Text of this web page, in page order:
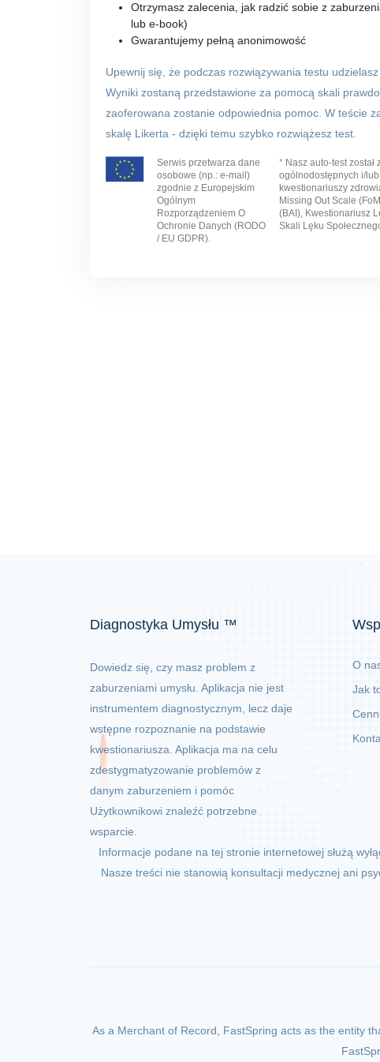
Otrzymasz zalecenia, jak radzić sobie z
lub e-book)
Gwarantujemy pełną anonimowość
Upewnij się, że podczas rozwiązywania testu
Wyniki zostaną przedstawione za pomocą skali
zaoferowana zostanie odpowiednia pomoc. W teście
skalę Likerta - dzięki temu szybko rozwiążesz test.
Serwis przetwarza dane
osobowe (np.: e-mail)
zgodnie z Europejskim
Ogólnym
Rozporządzeniem O
Ochronie Danych (RODO
/ EU GDPR).
* Nasz auto-test
ogólnodostępnych i/
kwestionariuszy
Missing Out Scale
(BAI), Kwestionariusz
Skali Lęku
Diagnostyka Umysłu ™
Dowiedz się, czy masz problem z
zaburzeniami umysłu. Aplikacja nie jest
instrumentem diagnostycznym, lecz daje
wstępne rozpoznanie na podstawie
kwestionariusza. Aplikacja ma na celu
zdestygmatyzowanie problemów z
danym zaburzeniem i pomóc
Użytkownikowi znaleźć potrzebne
wsparcie.
O
Jak
Informacje podane na tej stronie internetowej służą
Nasze treści nie stanowią konsultacji medycznej ani
As a Merchant of Record, FastSpring acts as the entity